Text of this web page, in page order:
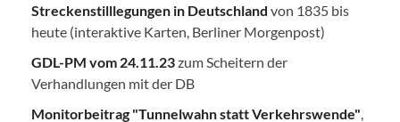
Streckenstilllegungen in Deutschland von 1835 bis
heute (interaktive Karten, Berliner Morgenpost)
GDL-PM vom 24.11.23zum Scheitern der
Verhandlungen mit der DB
Monitorbeitrag "Tunnelwahn statt Verkehrswende"